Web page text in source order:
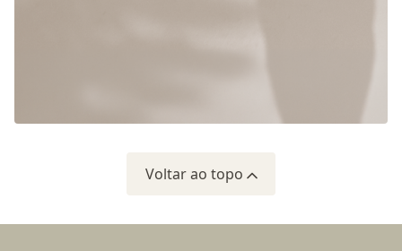
Voltar ao topo